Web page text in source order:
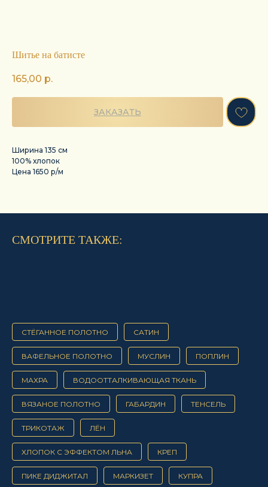
Шитье на батисте
165,00 р.
ЗАКАЗАТЬ
Ширина 135 см
100% хлопок
Цена 1650 р/м
СМОТРИТЕ ТАКЖЕ:
СТЁГАННОЕ ПОЛОТНО САТИН
ВАФЕЛЬНОЕ ПОЛОТНО МУСЛИН ПОПЛИН
МАХРА ВОДООТТАЛКИВАЮЩАЯ ТКАНЬ
ВЯЗАНОЕ ПОЛОТНО ГАБАРДИН ТЕНСЕЛЬ
ТРИКОТАЖ ЛЁН
ХЛОПОК С ЭФФЕКТОМ ЛЬНА КРЕП
ПИКЕ ДИДЖИТАЛ МАРКИЗЕТ КУПРА